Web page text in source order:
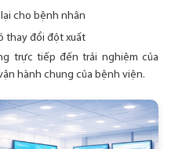
cho bệnh nhân
thay đổi đột xuất
trực tiếp đến trải nghiệm của
hành chung của bệnh viện.